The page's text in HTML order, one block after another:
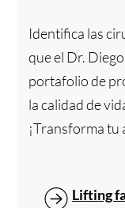
Identifica las
que el Dr.
portafolio de
la calidad de
¡Transforma
Lifting